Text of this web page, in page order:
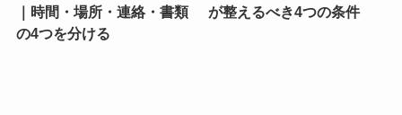
｜時間・場所・連絡・書類
の4つを分ける
が整えるべき4つの条件